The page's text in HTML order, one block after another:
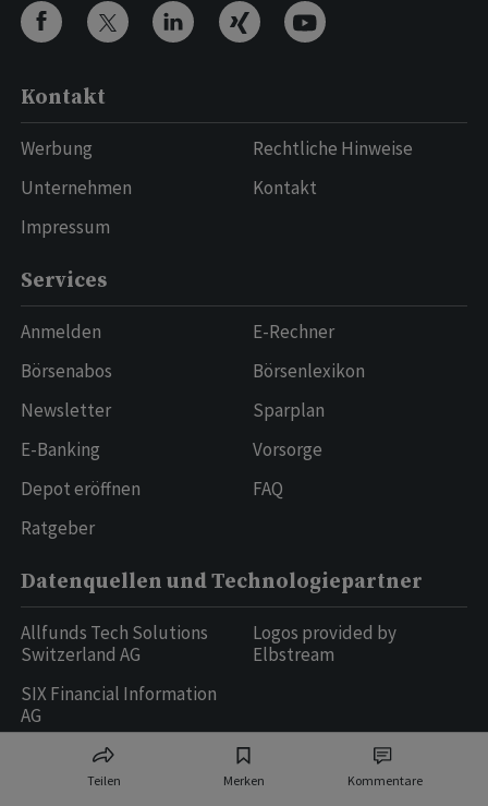
Teilen Merken Kommentare
Kontakt
Werbung
Unternehmen
Impressum
Rechtliche Hinweise
Kontakt
Services
Anmelden
Börsenabos
Newsletter
E-Banking
Depot eröffnen
Ratgeber
E-Rechner
Börsenlexikon
Sparplan
Vorsorge
FAQ
Datenquellen und Technologiepartner
Allfunds Tech Solutions
Switzerland AG
SIX Financial Information
AG
Logos provided by
Elbstream